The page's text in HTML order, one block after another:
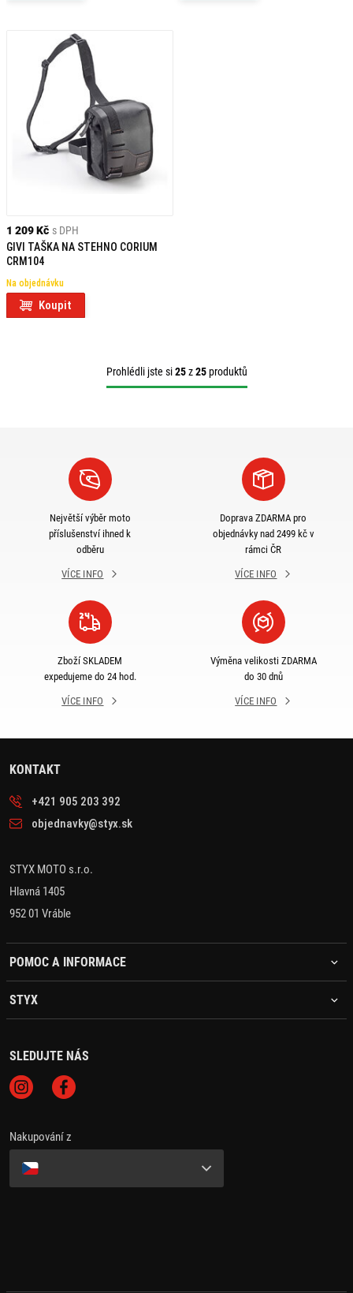
1 209 Kč s DPH
GIVI TAŠKA NA STEHNO CORIUM
CRM104
Na objednávku
Koupit
Prohlédli jste si25z25produktů
Největší výběr moto
příslušenství ihned k
odběru
VÍCE INFO
Doprava ZDARMA pro
objednávky nad 2499 kč v
rámci ČR
VÍCE INFO
Zboží SKLADEM
expedujeme do 24 hod.
VÍCE INFO
Výměna velikosti ZDARMA
do 30 dnů
VÍCE INFO
KONTAKT
+421 905 203 392
objednavky@styx.sk
STYX MOTO s.r.o.
Hlavná 1405
952 01 Vráble
POMOC A INFORMACE
STYX
SLEDUJTE NÁS
Nakupování z